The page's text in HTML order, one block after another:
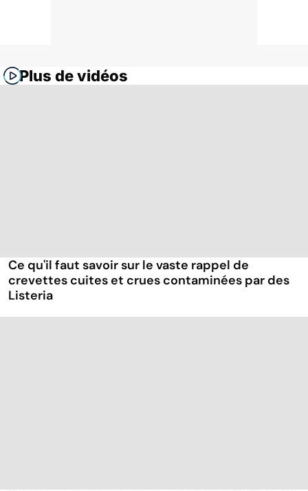
Plus de vidéos
Ce qu'il faut savoir sur le vaste rappel de
crevettes cuites et crues contaminées par des
Listeria